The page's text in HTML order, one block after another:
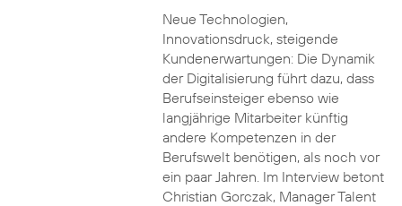
Neue Technologien,
Innovationsdruck, steigende
Kundenerwartungen: Die Dynamik
der Digitalisierung führt dazu, dass
Berufseinsteiger ebenso wie
langjährige Mitarbeiter künftig
andere Kompetenzen in der
Berufswelt benötigen, als noch vor
ein paar Jahren. Im Interview betont
Christian Gorczak, Manager Talent